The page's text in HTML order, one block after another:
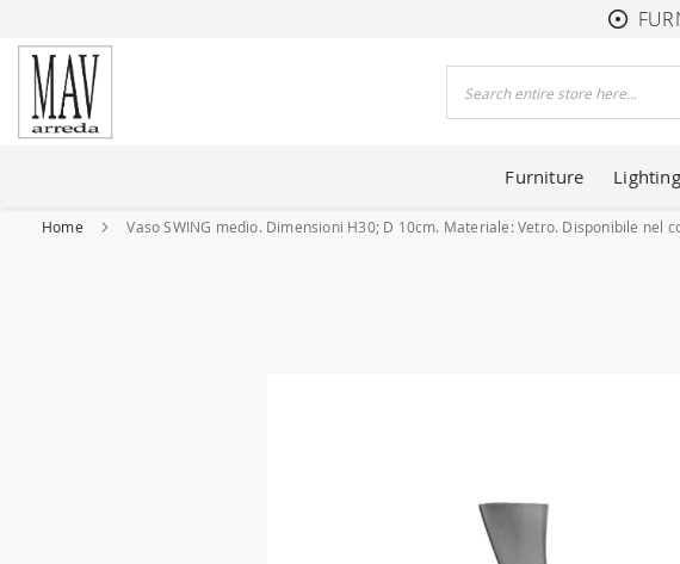
Furniture Lighting
Home Vaso SWING medio. Dimensioni H30; D 10cm. Materiale: Vetro. Disponibile nel